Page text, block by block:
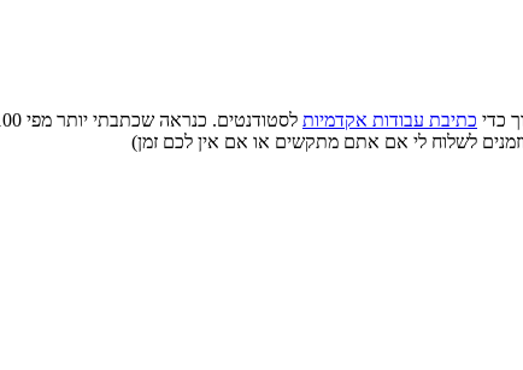
כדי כתיבת עבודות אקדמיות
לשלוח לי אם אתם מתקשים או אם אין לכם זמן)